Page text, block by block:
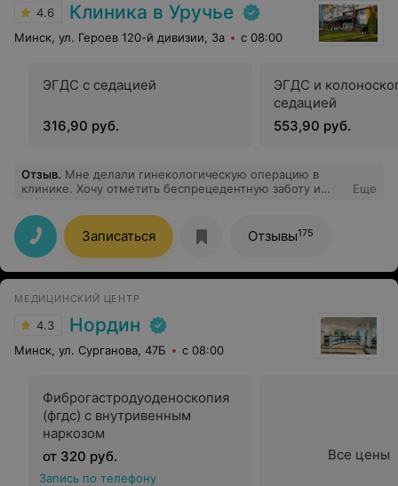
4.6 Клиника в Уручье
Минск, ул. Героев 120-й дивизии, 3а с 08:00
ЭГДС с седацией
316,90 руб.
ЭГДС и
седацией
553,90 руб.
Отзыв. Мне делали гинекологическую операцию в
клинике. Хочу отметить беспрецедентную заботу и
профессионализме даже говорить не буду, в данной
клинике это не является чем-то ярким, это просто
норма работы. Отношение ко мне было, как к родному
человеку. Это отношение было у всей команды в
операционной. Были проявлены не просто такт,
дружеское участие, поддержка. И это неописуемо.
Всем - моя глубокая благодарность и низкий поклон.
Еще
Записаться Отзывы175
МЕДИЦИНСКИЙ ЦЕНТР
4.3 Нордин
Минск, ул. Сурганова, 47Б с 08:00
Фиброгастродуоденоскопия
(фгдс) с внутривенным
наркозом
от 320 руб.
Запись по телефону
Все цены